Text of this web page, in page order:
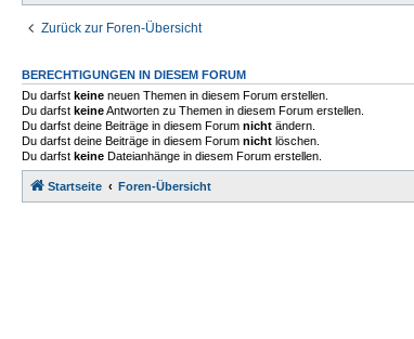
Zurück zur Foren-Übersicht
BERECHTIGUNGEN IN DIESEM FORUM
Du darfst keine neuen Themen in diesem Forum erstellen.
Du darfst keineAntworten zu Themen in diesem Forum erstellen.
Du darfst deine Beiträge in diesem Forum nicht ändern.
Du darfst deine Beiträge in diesem Forum nicht löschen.
Du darfst keine Dateianhänge in diesem Forum erstellen.
Startseite Foren-Übersicht